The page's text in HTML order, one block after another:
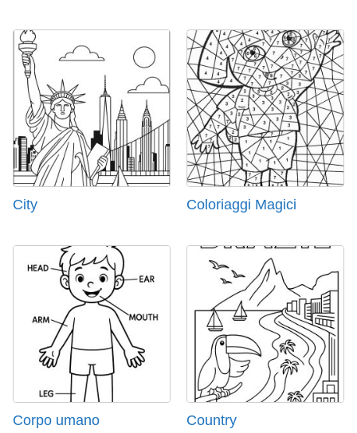
City Coloriaggi Magici
Corpo umano Country